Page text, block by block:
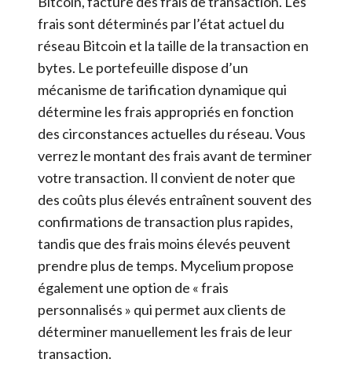
frais sont déterminés par l’état actuel du
réseau Bitcoin et la taille de la transaction en
bytes. Le portefeuille dispose d’un
mécanisme de tarification dynamique qui
détermine les frais appropriés en fonction
des circonstances actuelles du réseau. Vous
verrez le montant des frais avant de terminer
votre transaction. Il convient de noter que
des coûts plus élevés entraînent souvent des
confirmations de transaction plus rapides,
tandis que des frais moins élevés peuvent
prendre plus de temps. Mycelium propose
également une option de « frais
personnalisés » qui permet aux clients de
déterminer manuellement les frais de leur
transaction.